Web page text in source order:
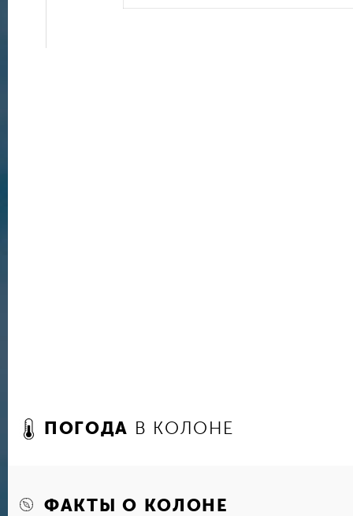
В Национальном парке Чагрес можно
ПОГОДА В КОЛОНЕ
ФАКТЫ О КОЛОНЕ